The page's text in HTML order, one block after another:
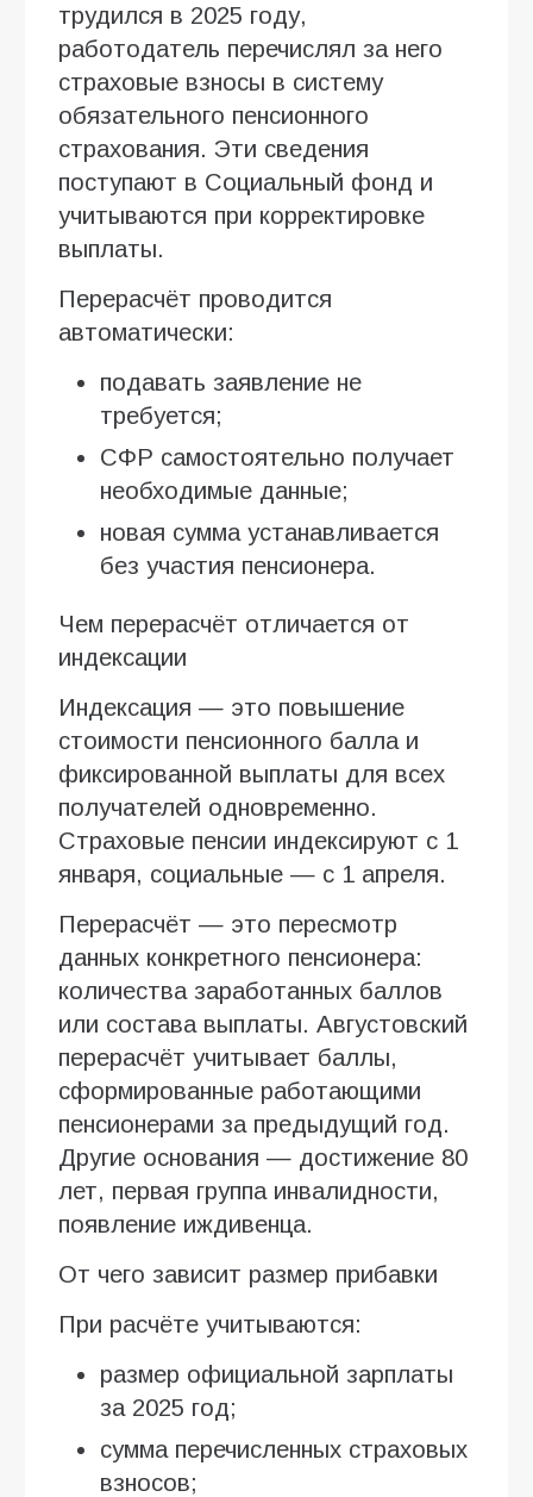
трудился в 2025 году,
работодатель перечислял за него
страховые взносы в систему
обязательного пенсионного
страхования. Эти сведения
поступают в Социальный фонд и
учитываются при корректировке
выплаты.
Перерасчёт проводится
автоматически:
подавать заявление не
требуется;
СФР самостоятельно получает
необходимые данные;
новая сумма устанавливается
без участия пенсионера.
Чем перерасчёт отличается от
индексации
Индексация — это повышение
стоимости пенсионного балла и
фиксированной выплаты для всех
получателей одновременно.
Страховые пенсии индексируют с 1
января, социальные — с 1 апреля.
Перерасчёт — это пересмотр
данных конкретного пенсионера:
количества заработанных баллов
или состава выплаты. Августовский
перерасчёт учитывает баллы,
сформированные работающими
пенсионерами за предыдущий год.
Другие основания — достижение 80
лет, первая группа инвалидности,
появление иждивенца.
От чего зависит размер прибавки
При расчёте учитываются:
размер официальной зарплаты
за 2025 год;
сумма перечисленных страховых
взносов;